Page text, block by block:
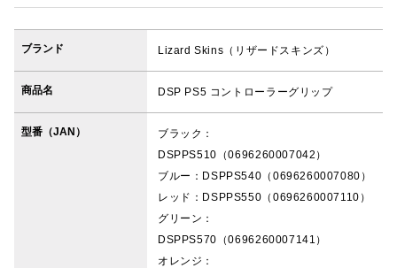
ブランド Lizard Skins（リザードスキンズ）
商品名 DSP PS5 コントローラーグリップ
型番（JAN）
ブラック：
DSPPS510（0696260007042）
ブルー：DSPPS540（0696260007080）
レッド：DSPPS550（0696260007110）
グリーン：
DSPPS570（0696260007141）
オレンジ：